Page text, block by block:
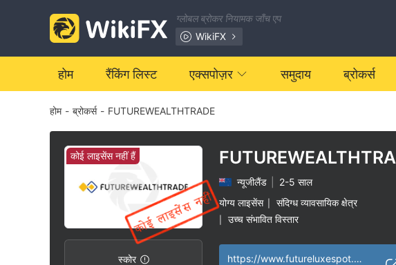
ग्लोबल ब्रोकर नियामक जाँच एप
WikiFX
होम रैंकिंग लिस्ट एक्सपोज़र समुदाय ब्रोकर्स
होम - ब्रोकर्स - FUTUREWEALTHTRADE
कोई लाइसेंस नहीं हैं
स्कोर
0
0
1
2
3
4
0
1
2
3
न्यूजीलैंड
2-5 साल
योग्य लाइसेंस
संदिग्ध व्यावसायिक क्षेत्र
उच्च संभावित विस्तार
https://www.futureluxespot.com/